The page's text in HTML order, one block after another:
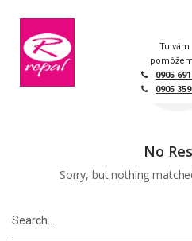
content
Tu vám
0905
0905
No
Sorry, but nothing
for: